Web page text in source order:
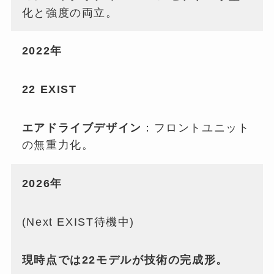
化と強度の両立。
2022年
22 EXIST
エアドライブデザイン ：フロントユニット
の無重力化。
2026年
(Next EXIST待機中)
現時点では22モデルが技術の完成形。